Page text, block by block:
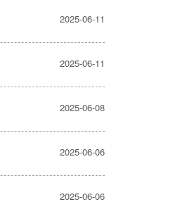
2025-06-11
2025-06-11
2025-06-08
2025-06-06
2025-06-06